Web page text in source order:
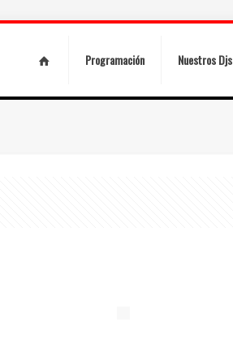
Programación Nuestros Djs